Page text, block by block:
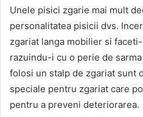
Unele pisici zgarie mai mult
personalitatea pisicii dvs.
zgariat langa mobilier si
razuindu-i cu o perie de
folosi un stalp de zgariat sunt
speciale pentru zgariat care
pentru a preveni deteriorarea.